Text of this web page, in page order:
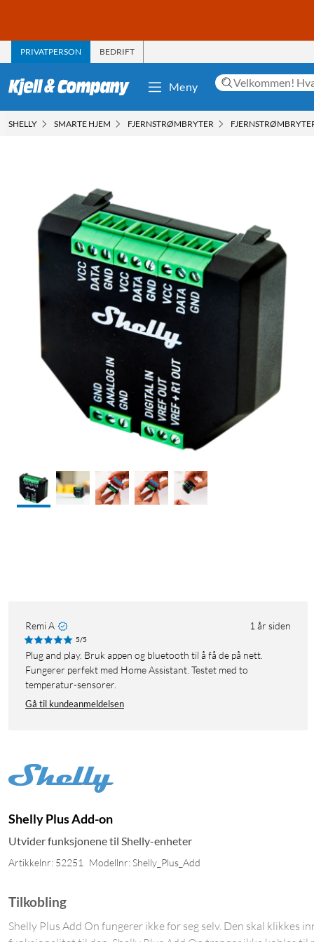
PRIVATPERSON BEDRIFT
Meny
SHELLY SMARTE HJEM FJERNSTRØMBRYTER
Remi A 1 år siden
5/5
Plug and play. Bruk appen og bluetooth til å få de på nett.
Fungerer perfekt med Home Assistant. Testet med to
temperatur-sensorer.
Gå til kundeanmeldelsen
Shelly Plus Add-on
Utvider funksjonene til Shelly-enheter
Artikkelnr: 52251 Modellnr: Shelly_Plus_Add
Tilkobling
Shelly Plus Add On fungerer ikke for seg selv. Den skal klikkes